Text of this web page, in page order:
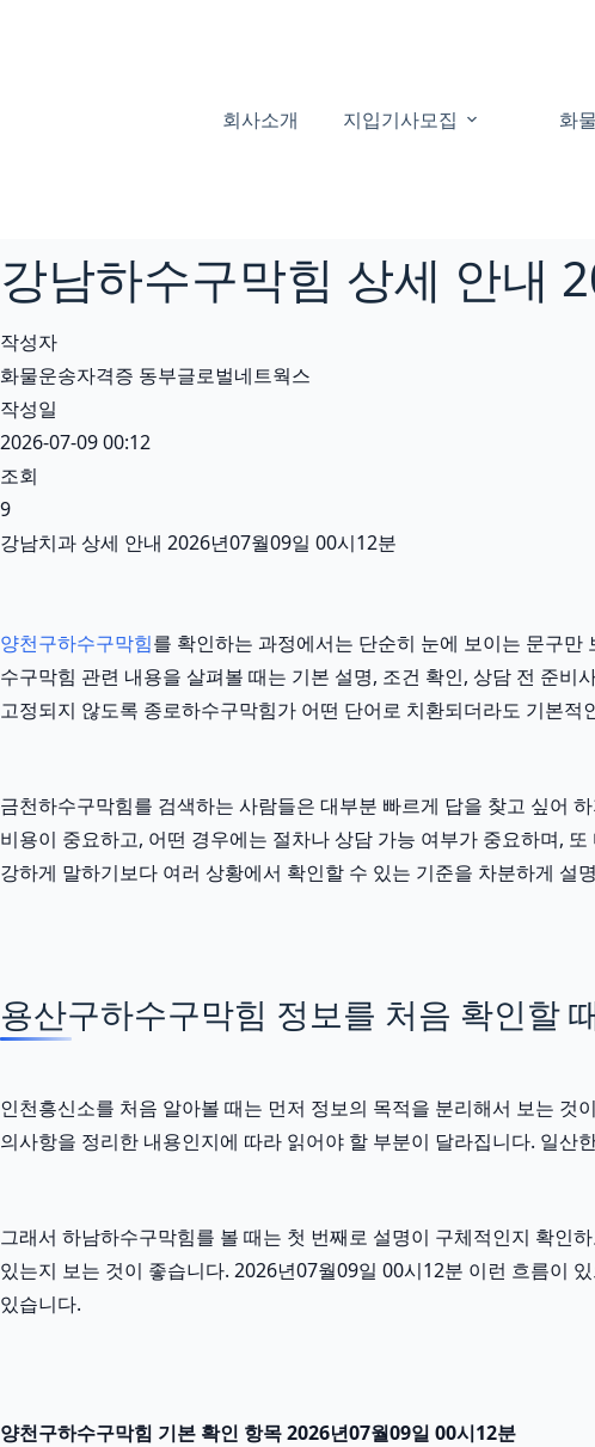
회사소개 지입기사모집 화
강남하수구막힘 상세 안내
작성자
화물운송자격증 동부글로벌네트웍스
작성일
2026-07-09 00:12
조회
9
강남치과 상세 안내 2026년07월09일 00시12분
양천구하수구막힘를 확인하는 과정에서는 단순히 눈에 보이는 문구
수구막힘 관련 내용을 살펴볼 때는 기본 설명, 조건 확인, 상담 전 준
고정되지 않도록 종로하수구막힘가 어떤 단어로 치환되더라도 기본
금천하수구막힘를 검색하는 사람들은 대부분 빠르게 답을 찾고 싶어
비용이 중요하고, 어떤 경우에는 절차나 상담 가능 여부가 중요하며,
강하게 말하기보다 여러 상황에서 확인할 수 있는 기준을 차분하게 설
용산구하수구막힘 정보를 처음 확인할
인천흥신소를 처음 알아볼 때는 먼저 정보의 목적을 분리해서 보는
의사항을 정리한 내용인지에 따라 읽어야 할 부분이 달라집니다. 일
그래서 하남하수구막힘를 볼 때는 첫 번째로 설명이 구체적인지 확인
있는지 보는 것이 좋습니다. 2026년07월09일 00시12분 이런 흐름이
있습니다.
양천구하수구막힘 기본 확인 항목 2026년07월09일 00시12분